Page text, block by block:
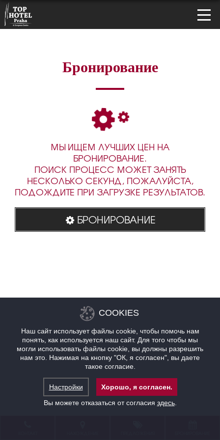
Бронирование
МЫ ИЩЕМ ЛУЧШИХ ЦЕН НА
БРОНИРОВАНИЕ.
ПОИСК ПРОЦЕСС МОЖЕТ ЗАНЯТЬ
НЕСКОЛЬКО СЕКУНД, ПОЖАЛУЙСТА,
ПОДОЖДИТЕ ПРИ ЗАГРУЗКЕ РЕЗУЛЬТАТОВ.
БРОНИРОВАНИЕ
COOKIES
Наш сайт использует файлы cookie, чтобы помочь нам
понять, как используется наш сайт. Для того чтобы мы
могли использовать файлы cookie, вы должны разрешить
нам это. Нажимая на кнопку "ОК, я согласен", вы даете
такое согласие.
Настройки
Хорошо, я согласен.
Вы можете отказаться от согласия здесь.